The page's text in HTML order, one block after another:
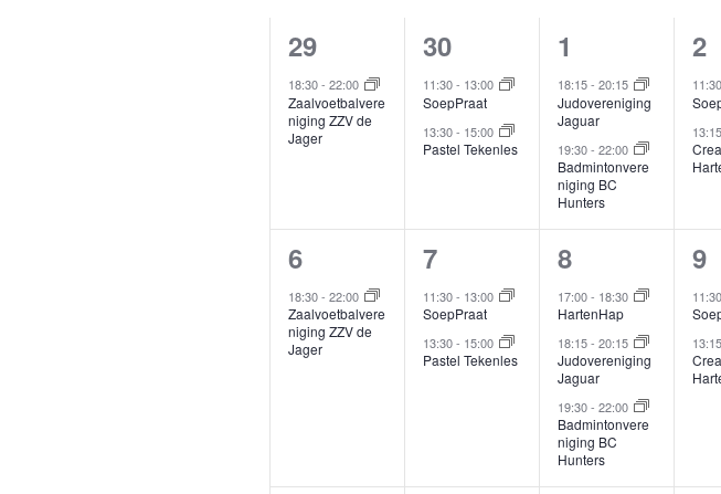
metvan
Evenementen
1
evenement,
29
18:30- 22:00
Zaalvoetbalvere
niging ZZV de
Jager
2
evenementen,
30
11:30- 13:00
SoepPraat
13:30- 15:00
Pastel Tekenles
2
1
18:15- 20:15
Judovereniging
Jaguar
19:30- 22:00
Badmintonvere
niging BC
Hunters
2
2
1
evenement,
6
18:30- 22:00
Zaalvoetbalvere
niging ZZV de
Jager
2
evenementen,
7
11:30- 13:00
SoepPraat
13:30- 15:00
Pastel Tekenles
3
8
17:00- 18:30
HartenHap
18:15- 20:15
Judovereniging
Jaguar
19:30- 22:00
Badmintonvere
niging BC
Hunters
2
9